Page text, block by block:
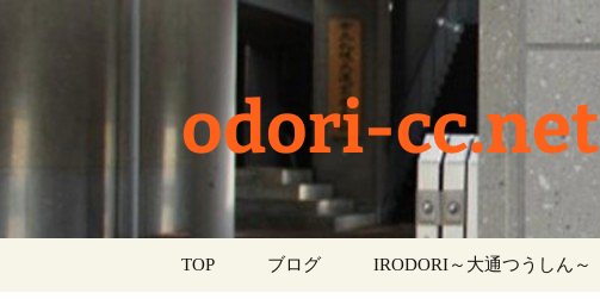
odori-cc.net
TOP ブログ IRODORI～大通つうしん～ ‎